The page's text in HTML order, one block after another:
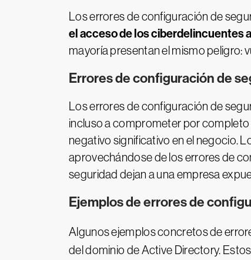
Los errores de configuración de
el acceso de los ciberdelincuentes
mayoría presentan el mismo peligro:
Errores de configuración de
Los errores de configuración de
incluso a comprometer por
negativo significativo en el negocio.
aprovechándose de los errores de
seguridad dejan a una empresa
Ejemplos de errores de
Algunos ejemplos concretos de
del dominio de Active Directory.